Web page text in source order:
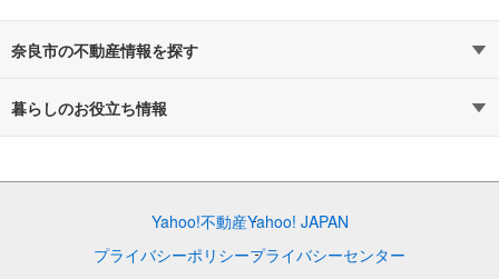
奈良市の不動産情報を探す
不動産・住宅
中古一戸建て
暮らしのお役立ち情報
Yahoo!不動産Yahoo! JAPAN
プライバシーポリシープライバシーセンター